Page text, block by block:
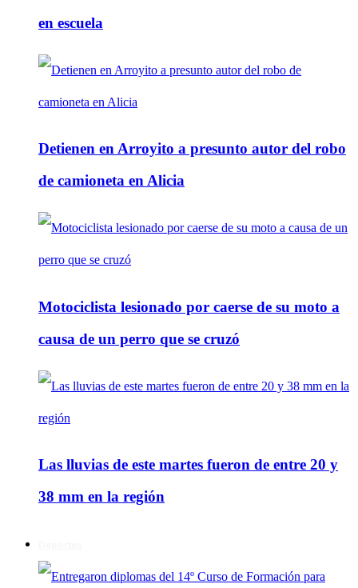
en escuela
Detienen en Arroyito a presunto autor del robo
de camioneta en Alicia
Motociclista lesionado por caerse de su moto a
causa de un perro que se cruzó
Las lluvias de este martes fueron de entre 20 y
38 mm en la región